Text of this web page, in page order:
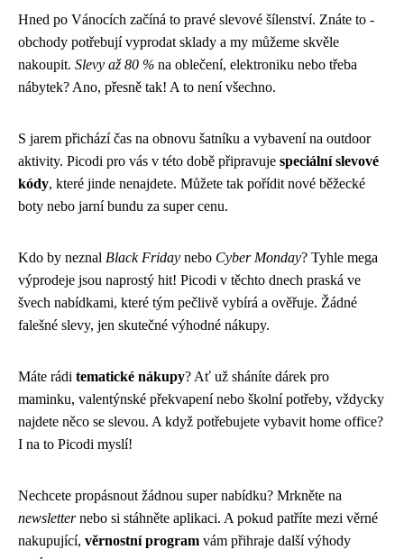
Hned po Vánocích začíná to pravé slevové šílenství. Znáte to -
obchody potřebují vyprodat sklady a my můžeme skvěle
nakoupit. Slevy až 80 % na oblečení, elektroniku nebo třeba
nábytek? Ano, přesně tak! A to není všechno.
S jarem přichází čas na obnovu šatníku a vybavení na outdoor
aktivity. Picodi pro vás v této době připravuje speciální slevové
kódy, které jinde nenajdete. Můžete tak pořídit nové běžecké
boty nebo jarní bundu za super cenu.
Kdo by neznal Black Friday nebo Cyber Monday? Tyhle mega
výprodeje jsou naprostý hit! Picodi v těchto dnech praská ve
švech nabídkami, které tým pečlivě vybírá a ověřuje. Žádné
falešné slevy, jen skutečné výhodné nákupy.
Máte rádi tematické nákupy? Ať už sháníte dárek pro
maminku, valentýnské překvapení nebo školní potřeby, vždycky
najdete něco se slevou. A když potřebujete vybavit home office?
I na to Picodi myslí!
Nechcete propásnout žádnou super nabídku? Mrkněte na
newsletternebo si stáhněte aplikaci. A pokud patříte mezi věrné
nakupující, věrnostní program vám přihraje další výhody